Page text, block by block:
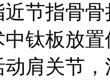
节指骨
钛板放
肩关节